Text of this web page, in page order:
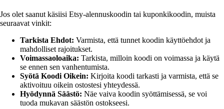
Jos olet saanut käsiisi Etsy-alennuskoodin tai kuponkikoodin, muista
seuraavat vinkit:
Tarkista Ehdot: Varmista, että tunnet koodin käyttöehdot ja
mahdolliset rajoitukset.
Voimassaoloaika: Tarkista, milloin koodi on voimassa ja käytä
se ennen sen vanhentumista.
Syötä Koodi Oikein: Kirjoita koodi tarkasti ja varmista, että se
aktivoituu oikein ostostesi yhteydessä.
Hyödynnä Säästö: Näe vaiva koodin syöttämisessä, se voi
tuoda mukavan säästön ostokseesi.